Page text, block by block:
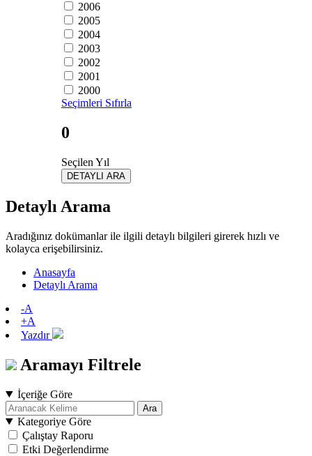
2006
2005
2004
2003
2002
2001
2000
Seçimleri Sıfırla
0
Seçilen Yıl
DETAYLI ARA
Detaylı Arama
Aradığınız dokümanlar ile ilgili detaylı bilgileri girerek hızlı ve
kolayca erişebilirsiniz.
Anasayfa
Detaylı Arama
-A
+A
Yazdır
Aramayı Filtrele
İçeriğe Göre
Ara
Kategoriye Göre
Çalıştay Raporu
Etki Değerlendirme